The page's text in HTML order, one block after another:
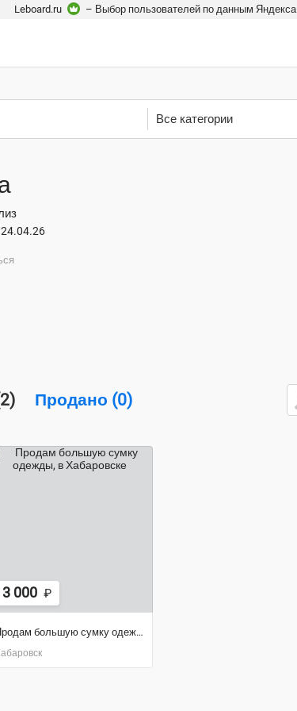
Leboard.ru – Выбор пользователей по данным Яндекса
Все категории
24.04.26
Продано (0)
3 000 ₽
Продам большую сумку одежды